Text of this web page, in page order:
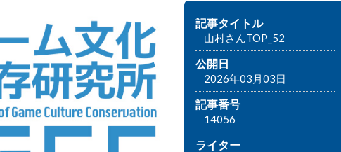
記事タイトル
山村さんTOP_52
公開日
2026年03月03日
記事番号
14056
ライター